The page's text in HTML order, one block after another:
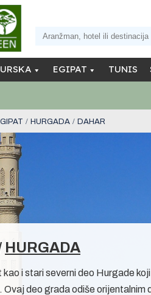
EGIPAT TUNIS
HURGADA DAHAR
HURGADA
kao i stari severni deo Hurgade
Ovaj deo grada odiše